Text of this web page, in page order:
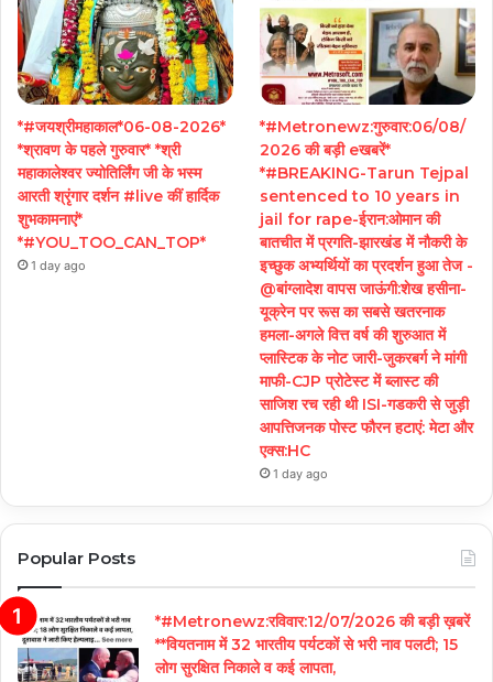
*#जयश्रीमहाकाल*06-08-2026*
*श्रावण के पहले गुरुवार* *श्री
महाकालेश्वर ज्योतिर्लिंग जी के भस्म
आरती श्रृंगार दर्शन #live कीं हार्दिक
शुभकामनाएं*
*#YOU_TOO_CAN_TOP*
1 day ago
*#Metronewz:गुरुवार:06/08/
2026 की बड़ी eखबरें*
*#BREAKING-Tarun Tejpal
sentenced to 10 years in
jail for rape-ईरान:ओमान की
बातचीत में प्रगति-झारखंड में नौकरी के
इच्छुक अभ्यर्थियों का प्रदर्शन हुआ तेज -
@बांग्लादेश वापस जाऊंगी:शेख हसीना-
यूक्रेन पर रूस का सबसे खतरनाक
हमला-अगले वित्त वर्ष की शुरुआत में
प्लास्टिक के नोट जारी-जुकरबर्ग ने मांगी
माफी-CJP प्रोटेस्ट में ब्लास्ट की
साजिश रच रही थी ISI-गडकरी से जुड़ी
आपत्तिजनक पोस्ट फौरन हटाएं: मेटा और
एक्स:HC
1 day ago
Popular Posts
*#Metronewz:रविवार:12/07/2026 की बड़ी ख़बरें
**वियतनाम में 32 भारतीय पर्यटकों से भरी नाव पलटी; 15
लोग सुरक्षित निकाले व कई लापता,